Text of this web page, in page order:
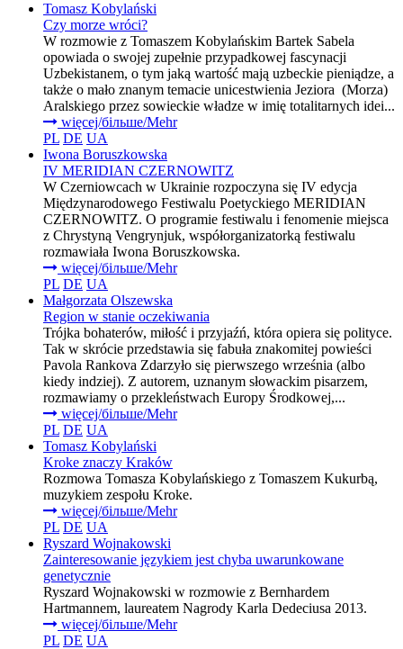
Tomasz Kobylański
Czy morze wróci?
W rozmowie z Tomaszem Kobylańskim Bartek Sabela
opowiada o swojej zupełnie przypadkowej fascynacji
Uzbekistanem, o tym jaką wartość mają uzbeckie pieniądze, a
także o mało znanym temacie unicestwienia Jeziora (Morza)
Aralskiego przez sowieckie władze w imię totalitarnych idei...
więcej/більше/Mehr
PL DE UA
Iwona Boruszkowska
IV MERIDIAN CZERNOWITZ
W Czerniowcach w Ukrainie rozpoczyna się IV edycja
Międzynarodowego Festiwalu Poetyckiego MERIDIAN
CZERNOWITZ. O programie festiwalu i fenomenie miejsca
z Chrystyną Vengrynjuk, współorganizatorką festiwalu
rozmawiała Iwona Boruszkowska.
więcej/більше/Mehr
PL DE UA
Małgorzata Olszewska
Region w stanie oczekiwania
Trójka bohaterów, miłość i przyjaźń, która opiera się polityce.
Tak w skrócie przedstawia się fabuła znakomitej powieści
Pavola Rankova Zdarzyło się pierwszego września (albo
kiedy indziej). Z autorem, uznanym słowackim pisarzem,
rozmawiamy o przekleństwach Europy Środkowej,...
więcej/більше/Mehr
PL DE UA
Tomasz Kobylański
Kroke znaczy Kraków
Rozmowa Tomasza Kobylańskiego z Tomaszem Kukurbą,
muzykiem zespołu Kroke.
więcej/більше/Mehr
PL DE UA
Ryszard Wojnakowski
Zainteresowanie językiem jest chyba uwarunkowane
genetycznie
Ryszard Wojnakowski w rozmowie z Bernhardem
Hartmannem, laureatem Nagrody Karla Dedeciusa 2013.
więcej/більше/Mehr
PL DE UA